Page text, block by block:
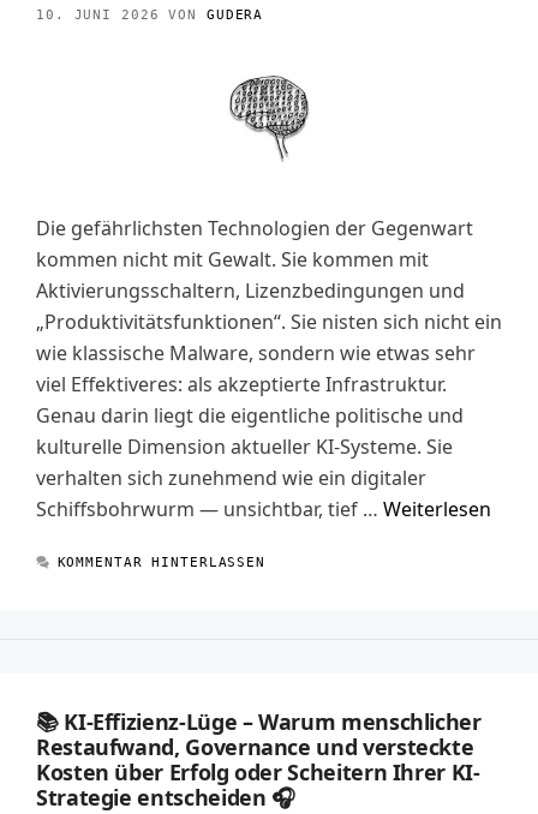
10. JUNI 2026 VON GUDERA
Die gefährlichsten Technologien der Gegenwart
kommen nicht mit Gewalt. Sie kommen mit
Aktivierungsschaltern, Lizenzbedingungen und
„Produktivitätsfunktionen“. Sie nisten sich nicht ein
wie klassische Malware, sondern wie etwas sehr
viel Effektiveres: als akzeptierte Infrastruktur.
Genau darin liegt die eigentliche politische und
kulturelle Dimension aktueller KI-Systeme. Sie
verhalten sich zunehmend wie ein digitaler
Schiffsbohrwurm — unsichtbar, tief … Weiterlesen
KOMMENTAR HINTERLASSEN
📚 KI-Effizienz-Lüge – Warum menschlicher
Restaufwand, Governance und versteckte
Kosten über Erfolg oder Scheitern Ihrer KI-
Strategie entscheiden 🎧